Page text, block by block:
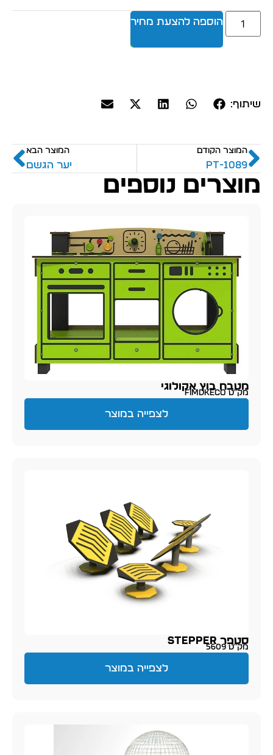
הוספה להצעת מחיר
שיתוף:
המוצר הקודם
PT-1089
המוצר הבא
יער הגשם
מוצרים נוספים
מטבח בוץ אקולוגי
מק״ט FIMDKECO
לצפייה במוצר
סטפר Stepper
מק״ט 5609
לצפייה במוצר